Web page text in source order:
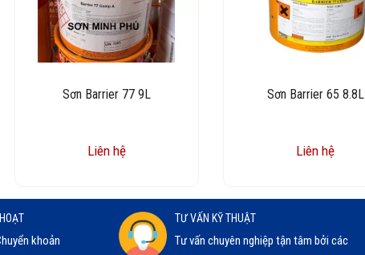
Sơn Barrier 77 9L
Liên hệ
Sơn Barrier 65 8.8L
Liên hệ
khoản
TƯ VẤN KỸ THUẬT
Tư vấn chuyên nghiệp tận tâm bởi các